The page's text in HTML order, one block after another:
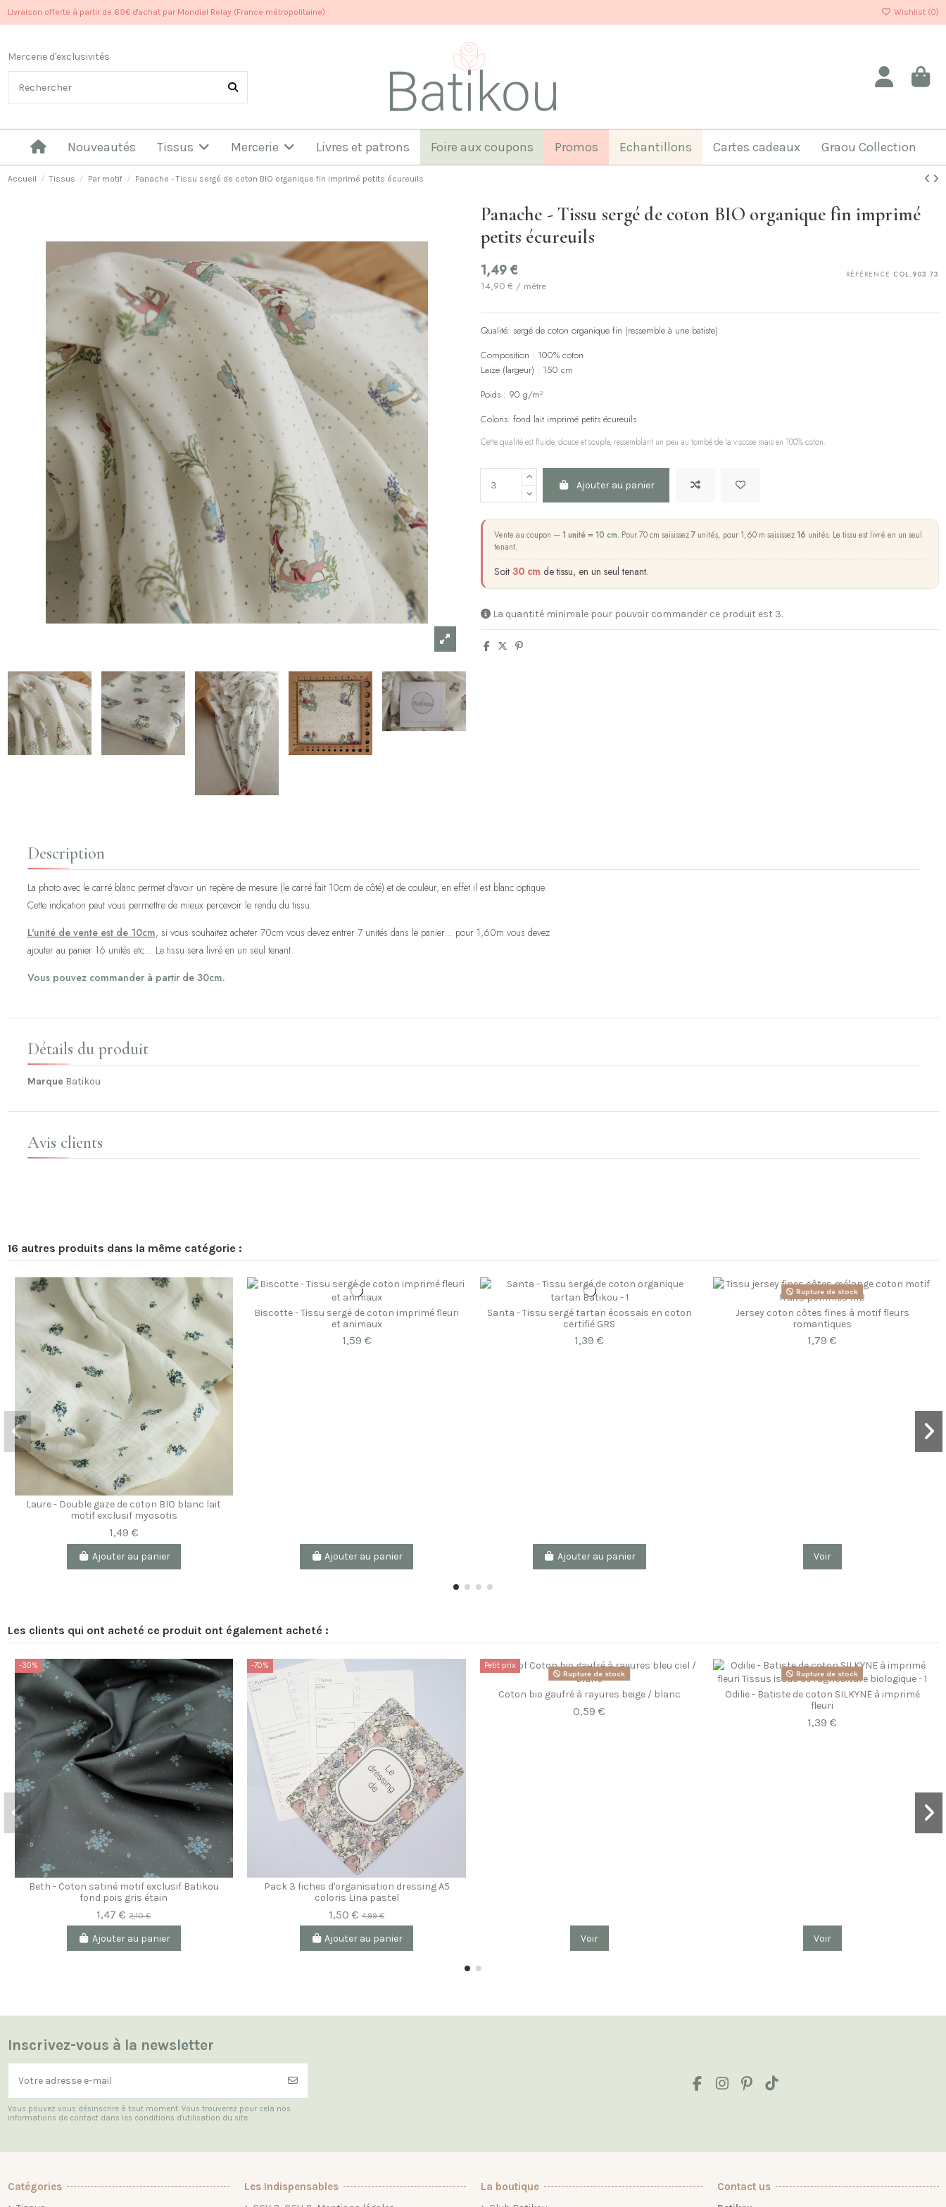
Livraison offerte à partir de 69€ d'achat par Mondial Relay (France métropolitaine) Wishlist (0)
Mercerie d'exclusivités
Nouveautés Tissus Mercerie Livres et patrons Foire aux coupons Promos Echantillons Cartes cadeaux Graou Collection
Accueil Tissus Par motif Panache - Tissu sergé de coton BIO organique fin imprimé petits écureuils
Panache - Tissu sergé de coton BIO organique fin imprimé
petits écureuils
RÉFÉRENCE COL.903.73
1,49 €
14,90 € / mètre
Qualité: sergé de coton organique fin (ressemble à une batiste)
Composition : 100% coton
Laize (largeur) : 150 cm
Poids : 90 g/m²
Coloris: fond lait imprimé petits écureuils
Cette qualité est fluide, douce et souple, ressemblant un peu au tombé de la viscose mais en 100% coton.
Ajouter au panier
Vente au coupon —1 unité = 10 cm. Pour 70 cm saisissez7unités, pour 1,60 m saisissez16 unités. Le tissu est livré en un seul
tenant.
Soit 30 cm de tissu, en un seul tenant.
La quantité minimale pour pouvoir commander ce produit est 3.
Description
La photo avec le carré blanc permet d'avoir un repère de mesure (le carré fait 10cm de côté) et de couleur, en effet il est blanc optique.
Cette indication peut vous permettre de mieux percevoir le rendu du tissu.
L'unité de vente est de 10cm, si vous souhaitez acheter 70cm vous devez entrer 7 unités dans le panier... pour 1,60m vous devez
ajouter au panier 16 unités etc... Le tissu sera livré en un seul tenant.
Vous pouvez commander à partir de 30cm.
Détails du produit
Marque Batikou
Avis clients
16 autres produits dans la même catégorie :
Laure - Double gaze de coton BIO blanc lait
motif exclusif myosotis
1,49 €
Ajouter au panier
Biscotte - Tissu sergé de coton imprimé fleuri
et animaux
1,59 €
Ajouter au panier
Santa - Tissu sergé tartan écossais en coton
certifié GRS
1,39 €
Ajouter au panier
Rupture de stock
Jersey coton côtes fines à motif fleurs
romantiques
1,79 €
Voir
Les clients qui ont acheté ce produit ont également acheté :
-30%
Beth - Coton satiné motif exclusif Batikou
fond pois gris étain
1,47 €2,10 €
Ajouter au panier
-70%
Pack 3 fiches d'organisation dressing A5
coloris Lina pastel
1,50 €4,99 €
Ajouter au panier
Petit prix
Rupture de stock
Coton bio gaufré à rayures beige / blanc
0,59 €
Voir
Rupture de stock
Odilie - Batiste de coton SILKYNE à imprimé
fleuri
1,39 €
Voir
Inscrivez-vous à la newsletter
Vous pouvez vous désinscrire à tout moment. Vous trouverez pour cela nos
informations de contact dans les conditions d'utilisation du site.
Catégories Les Indispensables La boutique Contact us